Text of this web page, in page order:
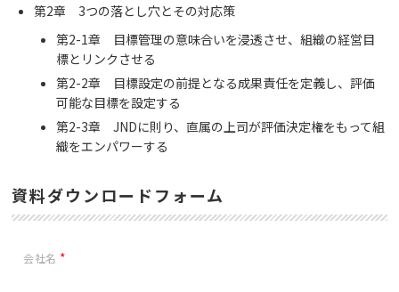
第2章 3つの落とし穴とその対応策
第2-1章 目標管理の意味合いを浸透させ、組織の経営目
標とリンクさせる
第2-2章 目標設定の前提となる成果責任を定義し、評価
可能な目標を設定する
第2-3章 JNDに則り、直属の上司が評価決定権をもって組
織をエンパワーする
資料ダウンロードフォーム
会社名 *